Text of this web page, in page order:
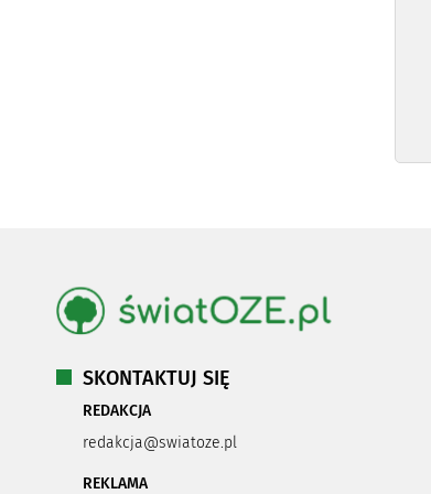
SKONTAKTUJ SIĘ
REDAKCJA
redakcja@swiatoze.pl
REKLAMA